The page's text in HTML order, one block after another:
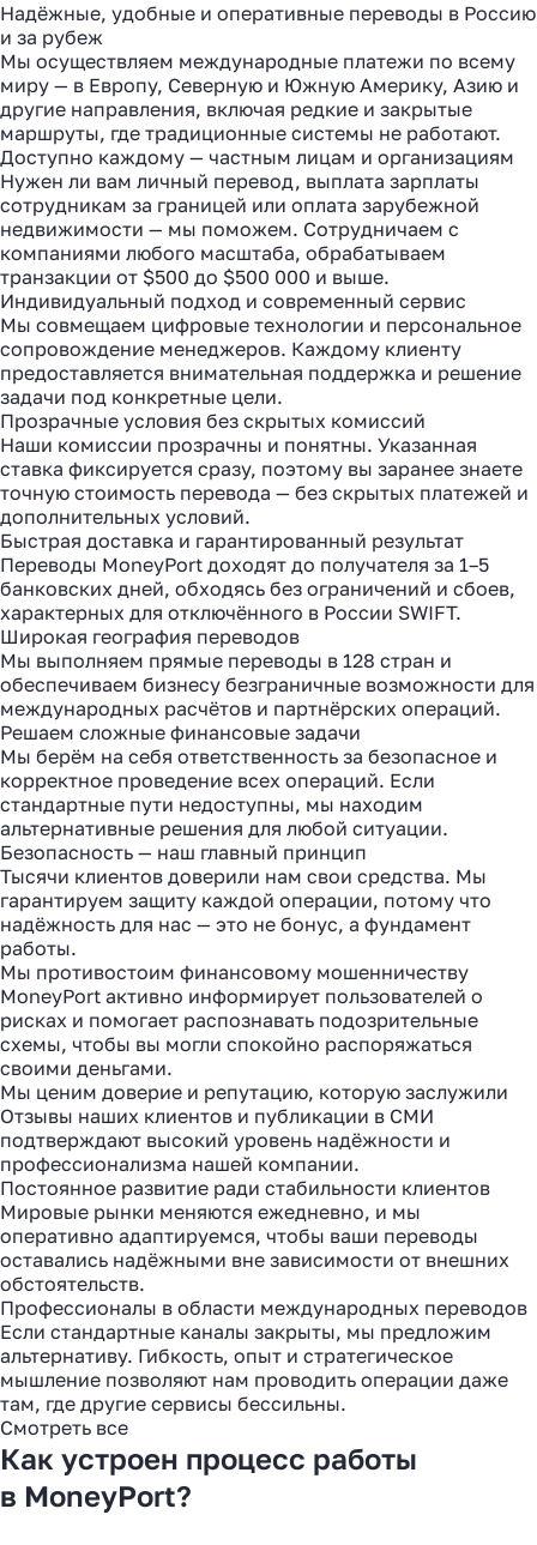
Надёжные, удобные и оперативные переводы в Россию
и за рубеж
Мы осуществляем международные платежи по всему
миру — в Европу, Северную и Южную Америку, Азию и
другие направления, включая редкие и закрытые
маршруты, где традиционные системы не работают.
Доступно каждому — частным лицам и организациям
Нужен ли вам личный перевод, выплата зарплаты
сотрудникам за границей или оплата зарубежной
недвижимости — мы поможем. Сотрудничаем с
компаниями любого масштаба, обрабатываем
транзакции от $500 до $500 000 и выше.
Индивидуальный подход и современный сервис
Мы совмещаем цифровые технологии и персональное
сопровождение менеджеров. Каждому клиенту
предоставляется внимательная поддержка и решение
задачи под конкретные цели.
Прозрачные условия без скрытых комиссий
Наши комиссии прозрачны и понятны. Указанная
ставка фиксируется сразу, поэтому вы заранее знаете
точную стоимость перевода — без скрытых платежей и
дополнительных условий.
Быстрая доставка и гарантированный результат
Переводы MoneyPort доходят до получателя за 1–5
банковских дней, обходясь без ограничений и сбоев,
характерных для отключённого в России SWIFT.
Широкая география переводов
Мы выполняем прямые переводы в 128 стран и
обеспечиваем бизнесу безграничные возможности для
международных расчётов и партнёрских операций.
Решаем сложные финансовые задачи
Мы берём на себя ответственность за безопасное и
корректное проведение всех операций. Если
стандартные пути недоступны, мы находим
альтернативные решения для любой ситуации.
Безопасность — наш главный принцип
Тысячи клиентов доверили нам свои средства. Мы
гарантируем защиту каждой операции, потому что
надёжность для нас — это не бонус, а фундамент
работы.
Мы противостоим финансовому мошенничеству
MoneyPort активно информирует пользователей о
рисках и помогает распознавать подозрительные
схемы, чтобы вы могли спокойно распоряжаться
своими деньгами.
Мы ценим доверие и репутацию, которую заслужили
Отзывы наших клиентов и публикации в СМИ
подтверждают высокий уровень надёжности и
профессионализма нашей компании.
Постоянное развитие ради стабильности клиентов
Мировые рынки меняются ежедневно, и мы
оперативно адаптируемся, чтобы ваши переводы
оставались надёжными вне зависимости от внешних
обстоятельств.
Профессионалы в области международных переводов
Если стандартные каналы закрыты, мы предложим
альтернативу. Гибкость, опыт и стратегическое
мышление позволяют нам проводить операции даже
там, где другие сервисы бессильны.
Смотреть все
Как устроен процесс работы
в MoneyPort?